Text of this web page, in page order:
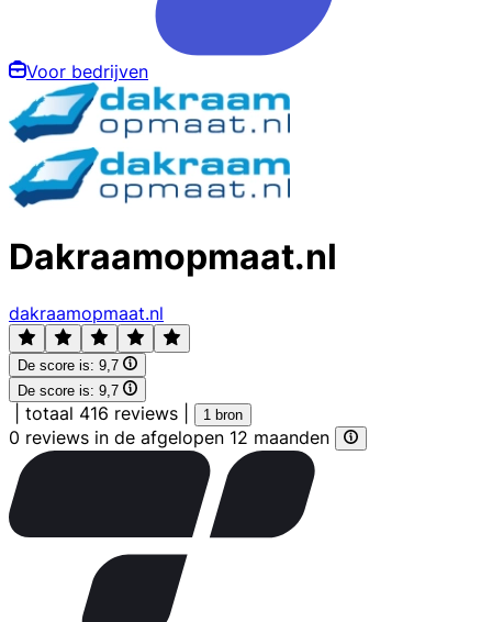
Voor bedrijven
Dakraamopmaat.nl
dakraamopmaat.nl
De score is: 9,7
De score is: 9,7
totaal 416 reviews 1 bron
0 reviews in de afgelopen 12 maanden